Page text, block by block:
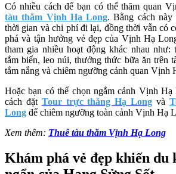
Có nhiều cách để bạn có thể thăm quan
tàu thăm Vịnh Hạ Long. Bằng cách
thời gian và chi phí đi lại, đồng thời vẫn có
phá và tận hưởng vẻ đẹp của Vịnh Hạ
tham gia nhiều hoạt động khác nhau như:
tắm biển, leo núi, thưởng thức bữa ăn trên
tắm nắng và chiêm ngưỡng cảnh quan Vịnh
Hoặc bạn có thể chọn ngắm cảnh Vịnh
cách đặt Tour trực thăng Hạ Long và
Long để chiêm ngưỡng toàn cảnh Vịnh Hạ
Xem thêm: Thuê tàu thăm Vịnh Hạ Long
Khám phá vẻ đẹp khiến du